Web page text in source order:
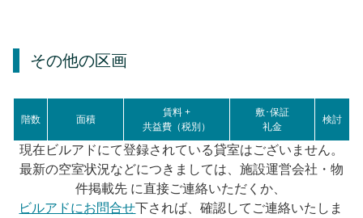
その他の区画
階数 面積
賃料 +
共益費（税別）
敷･保証
礼金
検討
現在ビルアドにて登録されている貸室はございません。
最新の空室状況などにつきましては、施設運営会社・物
件掲載先 に直接ご連絡いただくか、
ビルアドにお問合せ下されば、確認してご連絡いたしま